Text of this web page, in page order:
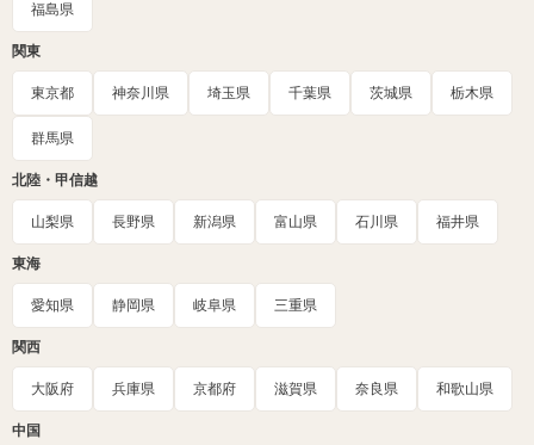
福島県
関東
東京都 神奈川県 埼玉県 千葉県 茨城県 栃木県
群馬県
北陸・甲信越
山梨県 長野県 新潟県 富山県 石川県 福井県
東海
愛知県 静岡県 岐阜県 三重県
関西
大阪府 兵庫県 京都府 滋賀県 奈良県 和歌山県
中国